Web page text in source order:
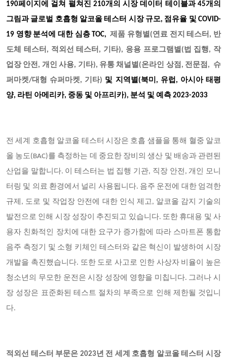
190페이지에 걸쳐 펼쳐진 210개의 시장 데이터 테이블과 45개의
그림과 글로벌 호흡형 알코올 테스터 시장 규모, 점유율 및 COVID-
19 영향 분석에 대한 심층 TOC, 제품 유형별(연료 전지 테스터, 반
도체 테스터, 적외선 테스터, 기타), 응용 프로그램별(법 집행, 작
업장 안전, 개인 사용, 기타), 유통 채널별(온라인 상점, 전문점, 슈
퍼마켓/대형 슈퍼마켓, 기타) 및 지역별(북미, 유럽, 아시아 태평
양, 라틴 아메리카, 중동 및 아프리카), 분석 및 예측 2023-2033
전 세계 호흡형 알코올 테스터 시장은 호흡 샘플을 통해 혈중 알코
올 농도(BAC)를 측정하는 데 중요한 장비의 생산 및 배송과 관련된
산업을 말합니다. 이 테스터는 법 집행 기관, 직장 안전, 개인 모니
터링 및 의료 환경에서 널리 사용됩니다. 음주 운전에 대한 엄격한
규제, 도로 및 작업장 안전에 대한 인식 제고, 알코올 감지 기술의
발전으로 인해 시장 성장이 추진되고 있습니다. 또한 휴대용 및 사
용자 친화적인 장치에 대한 요구가 증가함에 따라 스마트폰 통합
음주 측정기 및 소형 키체인 테스터와 같은 혁신이 발생하여 시장
개발을 촉진했습니다. 또한 도로 사고로 인한 사상자 비율이 높은
청소년의 무모한 운전은 시장 성장에 영향을 미칩니다. 그러나 시
장 성장은 표준화된 테스트 절차의 부족으로 인해 제한될 것입니
다.
적외선 테스터 부문은 2023년 전 세계 호흡형 알코올 테스터 시장